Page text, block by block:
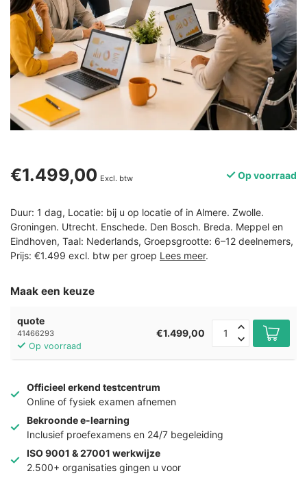
€1.499,00 Excl. btw Op voorraad
Duur: 1 dag, Locatie: bij u op locatie of in Almere. Zwolle.
Groningen. Utrecht. Enschede. Den Bosch. Breda. Meppel en
Eindhoven, Taal: Nederlands, Groepsgrootte: 6–12 deelnemers,
Prijs: €1.499 excl. btw per groep Lees meer.
Maak een keuze
quote
41466293
Op voorraad
€1.499,00
Officieel erkend testcentrum
Online of fysiek examen afnemen
Bekroonde e-learning
Inclusief proefexamens en 24/7 begeleiding
ISO 9001 & 27001 werkwijze
2.500+ organisaties gingen u voor